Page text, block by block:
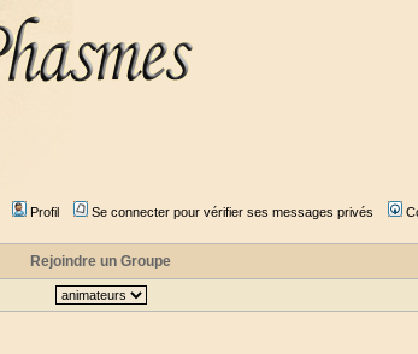
Profil Se connecter pour vérifier ses messages privés
Rejoindre un Groupe